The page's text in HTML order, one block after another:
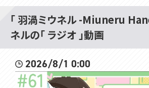
NeJdkTOTbqm-3eAw
（ラジオ配信の全体公開期間は配信後1週間で
限定公開となります。）
#ミウらじ
#見ルネル
「 羽渦ミウネル -Miuneru
ネルの「 ラジオ 」動画
2026/8/1 0:00